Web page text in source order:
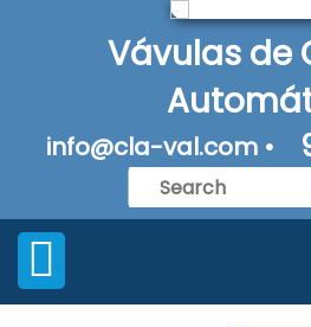
Vávulas de
info@cla-val.com •